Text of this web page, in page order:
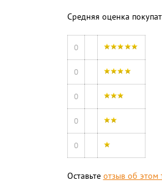
Средняя оценка
0
0
0
0
0
Оставьте отзыв об этом